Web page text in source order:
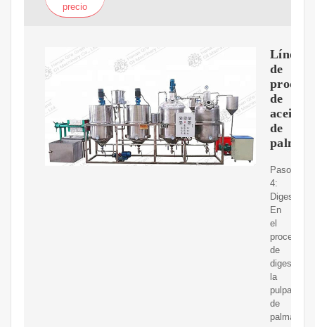
precio
Línea
de
de
aceite
de
palma
Paso
4:
Digestión:
En
el
proceso
de
digestión,
la
pulpa
de
palma